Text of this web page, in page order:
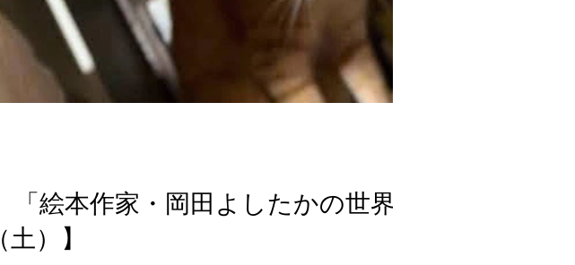
「絵本作家・岡田よしたかの世界
）】